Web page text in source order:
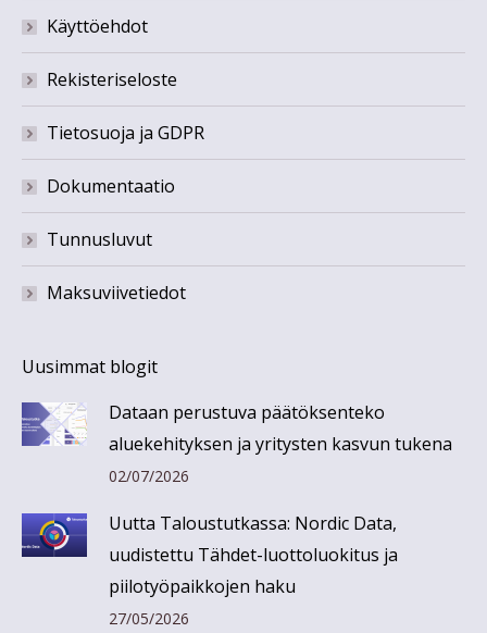
Käyttöehdot
Rekisteriseloste
Tietosuoja ja GDPR
Dokumentaatio
Tunnusluvut
Maksuviivetiedot
Uusimmat blogit
Dataan perustuva päätöksenteko
aluekehityksen ja yritysten kasvun tukena
02/07/2026
Uutta Taloustutkassa: Nordic Data,
uudistettu Tähdet-luottoluokitus ja
piilotyöpaikkojen haku
27/05/2026